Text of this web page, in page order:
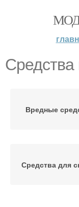
Средства
Вредные
Средства для